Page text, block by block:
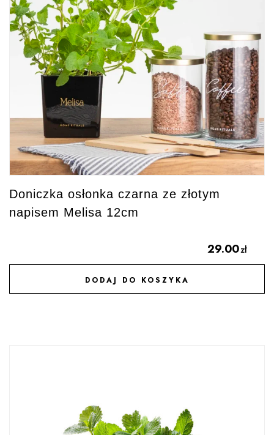
Doniczka osłonka czarna ze złotym
napisem Melisa 12cm
29.00zł
DODAJ DO KOSZYKA
DODAJ DO ULUBIONYCH